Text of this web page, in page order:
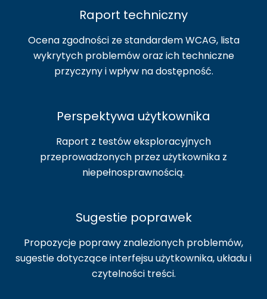
Raport techniczny
Ocena zgodności ze standardem WCAG, lista
wykrytych problemów oraz ich techniczne
przyczyny i wpływ na dostępność.
Perspektywa użytkownika
Raport z testów eksploracyjnych
przeprowadzonych przez użytkownika z
niepełnosprawnością.
Sugestie poprawek
Propozycje poprawy znalezionych problemów,
sugestie dotyczące interfejsu użytkownika, układu i
czytelności treści.